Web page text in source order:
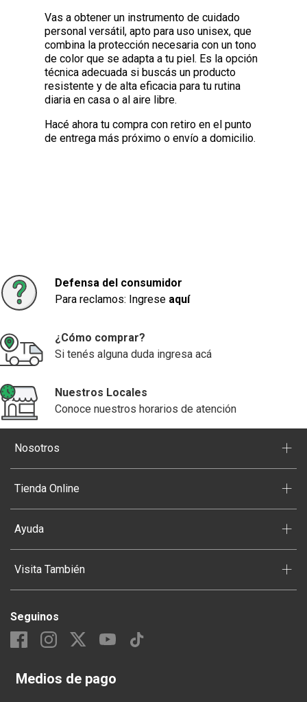
Vas a obtener un instrumento de cuidado
personal versátil, apto para uso unisex, que
combina la protección necesaria con un tono
de color que se adapta a tu piel. Es la opción
técnica adecuada si buscás un producto
resistente y de alta eficacia para tu rutina
diaria en casa o al aire libre.
Hacé ahora tu compra con retiro en el punto
de entrega más próximo o envío a domicilio.
Defensa del consumidor
Para reclamos: Ingrese aquí
¿Cómo comprar?
Si tenés alguna duda ingresa acá
Nuestros Locales
Conoce nuestros horarios de atención
Nosotros +
Tienda Online +
Ayuda +
Visita También +
Seguinos
Medios de pago